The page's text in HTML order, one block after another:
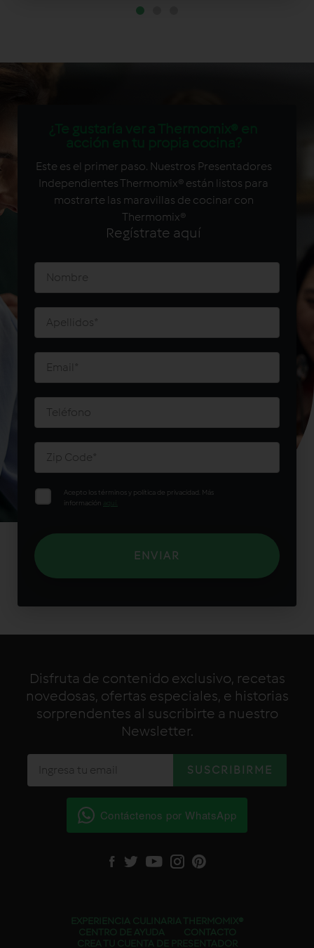
Este es el primer paso. Nuestros Presentadores
Independientes Thermomix® están listos para
mostrarte las maravillas de cocinar con
Thermomix®
Regístrate aquí
Acepto los términos y política de privacidad. Más
información
Disfruta de contenido exclusivo, recetas
novedosas, ofertas especiales, e historias
sorprendentes al suscribirte a nuestro
Newsletter.
Contáctenos por WhatsApp
Facebook
TwitterYouTubeInstagram
EXPERIENCIA CULINARIA THERMOMIX®
CENTRO DE AYUDA
CONTACTO
CREA TU CUENTA DE PRESENTADOR